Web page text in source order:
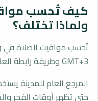
كيف تُحسب
ولماذا تختلف؟
تُحسب مواقيت الصلاة في
GMT+3 وطريقة رابطة العالم الإسلامي.
حتى تظهر أوقات الفجر